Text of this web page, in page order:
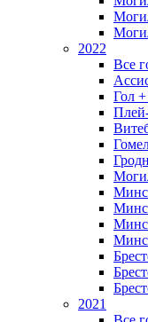
2022
Все
Гол
2021